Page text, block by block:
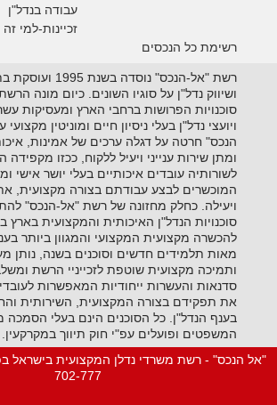
עבודה בנדל"ן
זכיינות-למי
רשימת כל הנכסים
רשת "אל-הנכס" נוסדה
סוכנויות הפרושות ברחבי הארץ ומעסיקות
ויועצי נדל"ן בעלי ניסיון חיים ומוניטין
הנכס" חרטה על דגלה ערכים של אמינות,
ומתן שירות ענייני ויעיל ללקוח, ככזו
לשורותיה עובדים איכותיים בעלי יושר אישי
המוכשרים לבצע עבודתם בצורה מקצועית,
ויעילה. כחלק מחזונה של רשת "אל-הנכס"
סוכנויות הנדל"ן האיכותית והמקצועית
להכשרה מקצועית המקצועי והמגוון ביותר
מאות תלמידים חדשים וסוכנים בשנה, נותן
ותמיכה מקצועית שוטפת לזכייניי הרשת
סדנאות והעשרות ייחודיות המאפשרות
את תפקידם בצורה המקצועית, השירותית
בענף הנדל"ן. כל הסוכנים הינם בעלי
המשפטים ופועלים עפ"י חוק תיווך במקרקעין.
702-777